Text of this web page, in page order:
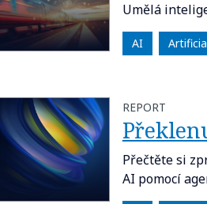
Umělá
AI
REPORT
Přečtěte si
AI pomocí